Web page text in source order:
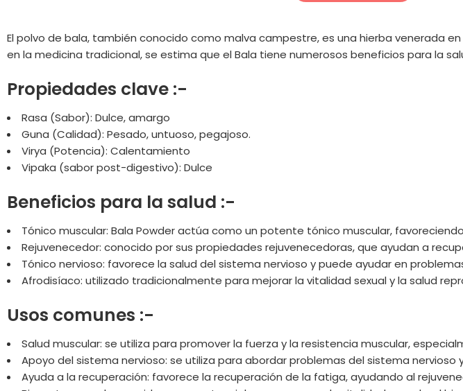
El polvo de bala, también conocido como malva campestre, es una hierba venerada
en la medicina tradicional, se estima que el Bala tiene numerosos beneficios para la
Propiedades clave :-
Rasa (Sabor): Dulce, amargo
Guna (Calidad): Pesado, untuoso, pegajoso.
Virya (Potencia): Calentamiento
Vipaka (sabor post-digestivo): Dulce
Beneficios para la salud :-
Tónico muscular: Bala Powder actúa como un potente tónico muscular,
Rejuvenecedor: conocido por sus propiedades rejuvenecedoras, que ayudan a
Tónico nervioso: favorece la salud del sistema nervioso y puede ayudar en
Afrodisíaco: utilizado tradicionalmente para mejorar la vitalidad sexual y la salud
Usos comunes :-
Salud muscular: se utiliza para promover la fuerza y ​​la resistencia muscular,
Apoyo del sistema nervioso: se utiliza para abordar problemas del sistema nervioso
Ayuda a la recuperación: favorece la recuperación de la fatiga, ayudando al